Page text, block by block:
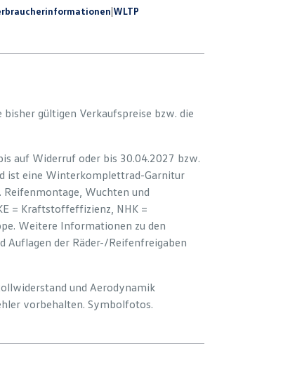
|WLTP
gültigen Verkaufspreise bzw. die
auf Widerruf oder bis 30.04.2027 bzw.
ist eine Winterkomplettrad-Garnitur
Wuchten und
= Kraftstoffeffizienz, NHK =
Weitere Informationen zu den
Auflagen der Räder-/Reifenfreigaben
und Aerodynamik
vorbehalten. Symbolfotos.